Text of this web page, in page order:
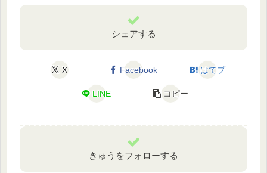
シェアする
X Facebook はてブ
LINE コピー
きゅうをフォローする